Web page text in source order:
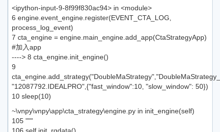
<ipython-input-9-8f99f830ac94> in <module>
6 engine.event_engine.register(EVENT_CTA_LOG,
process_log_event)
7 cta_engine = engine.main_engine.add_app(CtaStrategyApp)
#加入app
----> 8 cta_engine.init_engine()
9
"12087792.IDEALPRO",{"fast_window":10, "slow_window": 50})
10 sleep(10)
~\vnpy\vnpy\app\cta_strategy\engine.py in init_engine(self)
105 """